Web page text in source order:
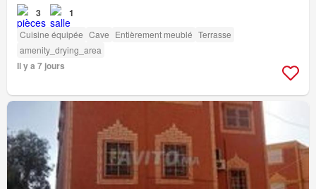
3 1
Cuisine équipée Cave Entièrement meublé Terrasse
amenity_drying_area
Il y a 7 jours